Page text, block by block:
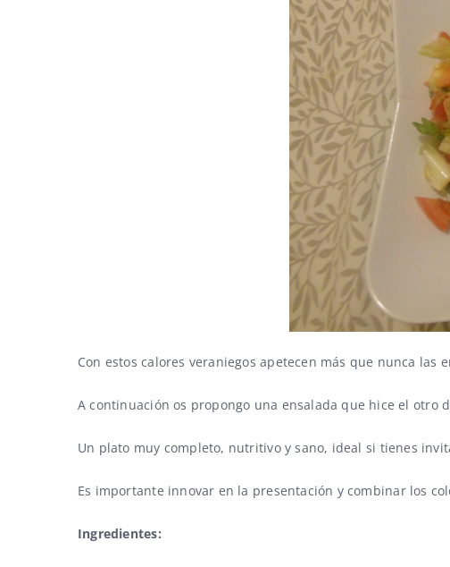
Con estos calores veraniegos apetecen más que nunca las
A continuación os propongo una ensalada que hice el otro
Un plato muy completo, nutritivo y sano, ideal si tienes
Es importante innovar en la presentación y combinar los
Ingredientes: